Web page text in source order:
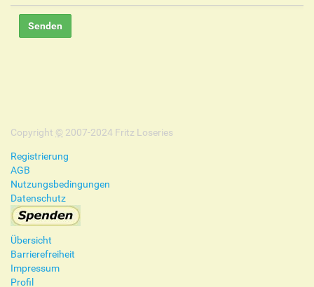
Copyright © 2007-2024 Fritz Loseries
Registrierung
AGB
Nutzungsbedingungen
Datenschutz
Übersicht
Barrierefreiheit
Impressum
Profil